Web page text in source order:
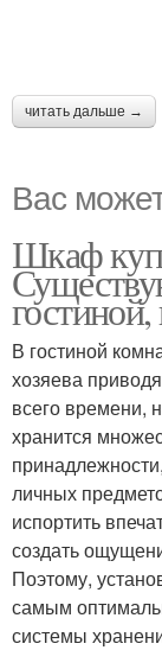
читать дальше →
Вас
Шкаф
В гостиной
хозяева
всего времени,
хранится
личных
испортить
создать
Поэтому,
самым
системы